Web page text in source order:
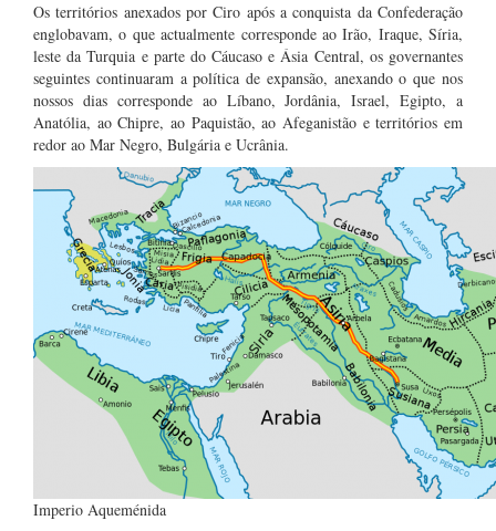
Os territórios anexados por Ciro após a conquista da Confederação
englobavam, o que actualmente corresponde ao Irão, Iraque, Síria,
leste da Turquia e parte do Cáucaso e Ásia Central, os governantes
seguintes continuaram a política de expansão, anexando o que nos
nossos dias corresponde ao Líbano, Jordânia, Israel, Egipto, a
Anatólia, ao Chipre, ao Paquistão, ao Afeganistão e territórios em
redor ao Mar Negro, Bulgária e Ucrânia.
Imperio Aqueménida